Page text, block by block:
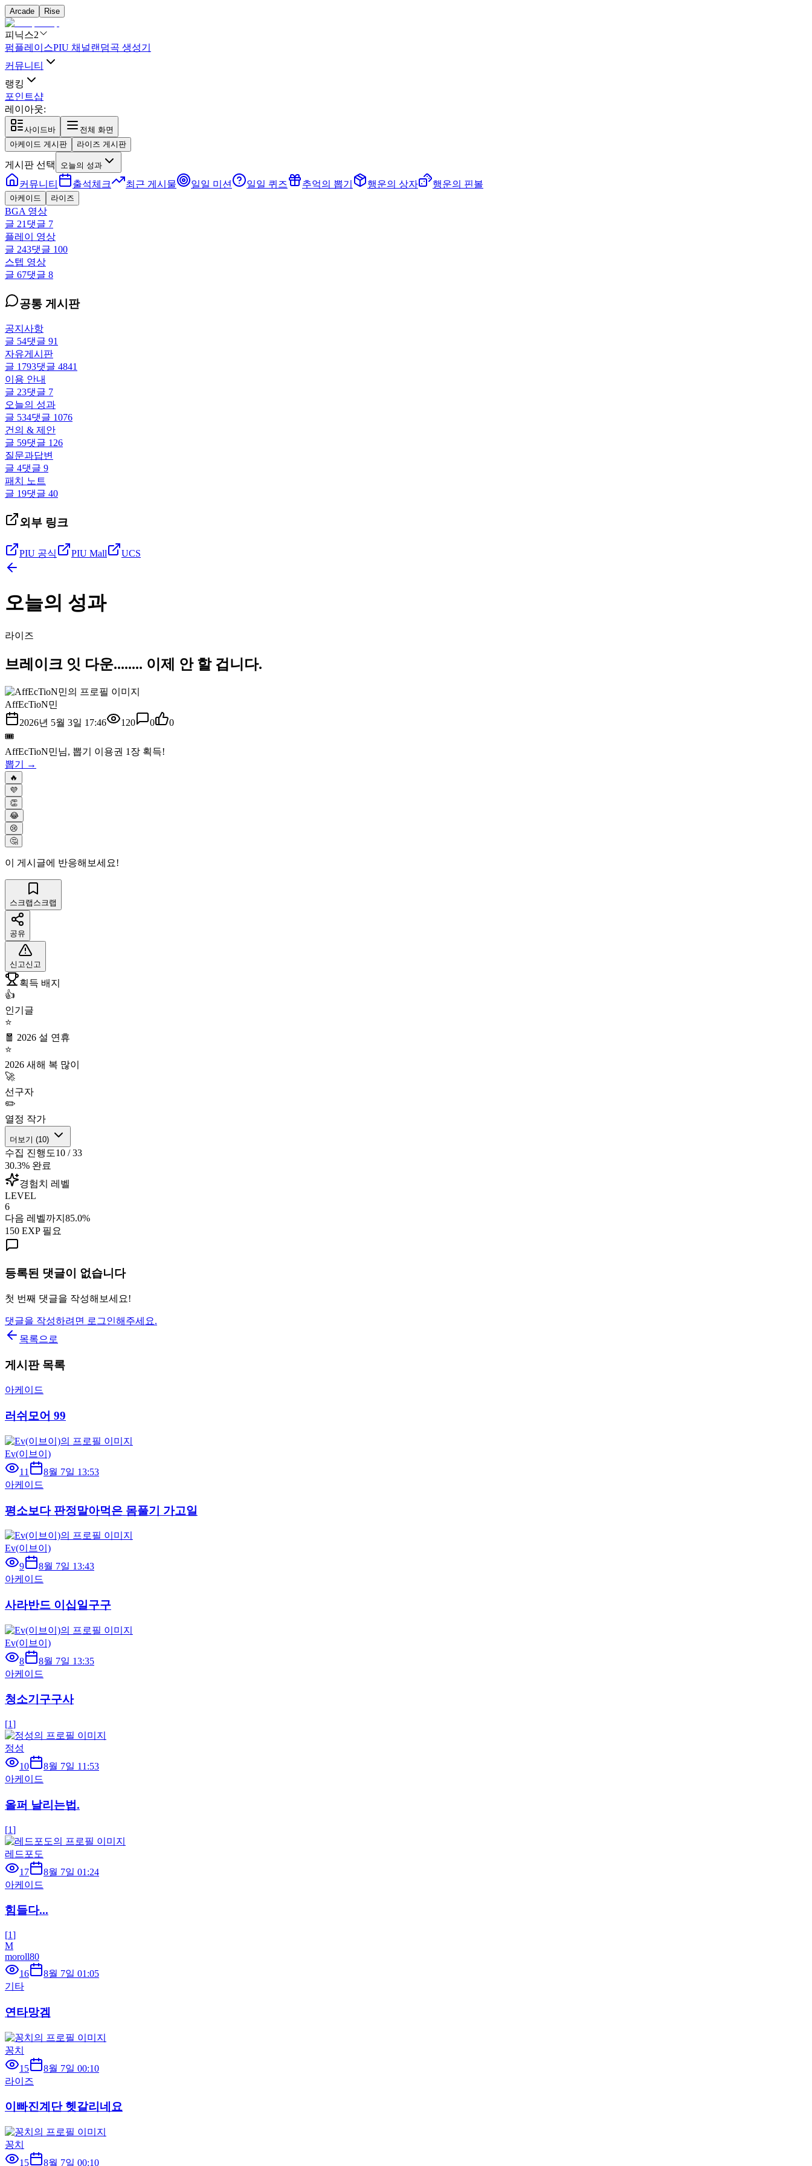
Arcade Rise
피닉스2
펌플레이스PIU 채널랜덤곡 생성기
커뮤니티
랭킹
포인트샵
레이아웃:
사이드바
전체 화면
아케이드 게시판
라이즈 게시판
게시판 선택 오늘의 성과
커뮤니티 출석체크 최근 게시물 일일 미션 일일 퀴즈 추억의 뽑기 행운의 상자 행운의 핀볼
아케이드 라이즈
BGA 영상
글 21 댓글 7
플레이 영상
글 243댓글 100
스텝 영상
글 67댓글 8
공통 게시판
공지사항
글 54댓글 91
자유게시판
글 1793댓글 4841
이용 안내
글 23댓글 7
오늘의 성과
글 534댓글 1076
건의 & 제안
글 59댓글 126
질문과답변
글 4댓글 9
패치 노트
글 19댓글 40
외부 링크
PIU 공식 PIU Mall UCS
오늘의 성과
라이즈
브레이크 잇 다운........ 이제 안 할 겁니다.
AffEcTioN민
2026년 5월 3일 17:46
120 0
0
🎟️
AffEcTioN민님, 뽑기 이용권 1 장 획득!
뽑기 →
🔥
💜
👏
😂
😢
🤔
이 게시글에 반응해보세요!
스크랩 스크랩
공유
신고신고
획득 배지
👍
인기글
⭐
🧧 2026 설 연휴
⭐
2026 새해 복 많이
🚀
선구자
✏️
열정 작가
더보기 (10)
수집 진행도10 /33
30.3% 완료
경험치 레벨
LEVEL
6
다음 레벨까지 85.0%
150 EXP 필요
등록된 댓글이 없습니다
첫 번째 댓글을 작성해보세요!
댓글을 작성하려면 로그인해주세요.
목록으로
게시판 목록
아케이드
러쉬모어 99
Ev(이브이)
11
8월 7일 13:53
아케이드
평소보다 판정말아먹은 몸풀기 가고일
Ev(이브이)
9
8월 7일 13:43
아케이드
사라반드 이십일구구
Ev(이브이)
8
8월 7일 13:35
아케이드
청소기구구사
[1]
정성
10
8월 7일 11:53
아케이드
올퍼 날리는법.
[1]
레드포도
17
8월 7일 01:24
아케이드
힘들다...
[1]
M
moroll80
16
8월 7일 01:05
기타
연타망겜
꽁치
15
8월 7일 00:10
라이즈
이빠진계단 헷갈리네요
꽁치
15
8월 7일 00:10